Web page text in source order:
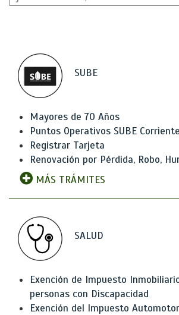
SUBE
Mayores de 70 Años
Puntos Operativos SUBE
Registrar Tarjeta
Renovación por Pérdida, Robo,
MÁS TRÁMITES
SALUD
Exención de Impuesto
personas con Discapacidad
Exención del Impuesto